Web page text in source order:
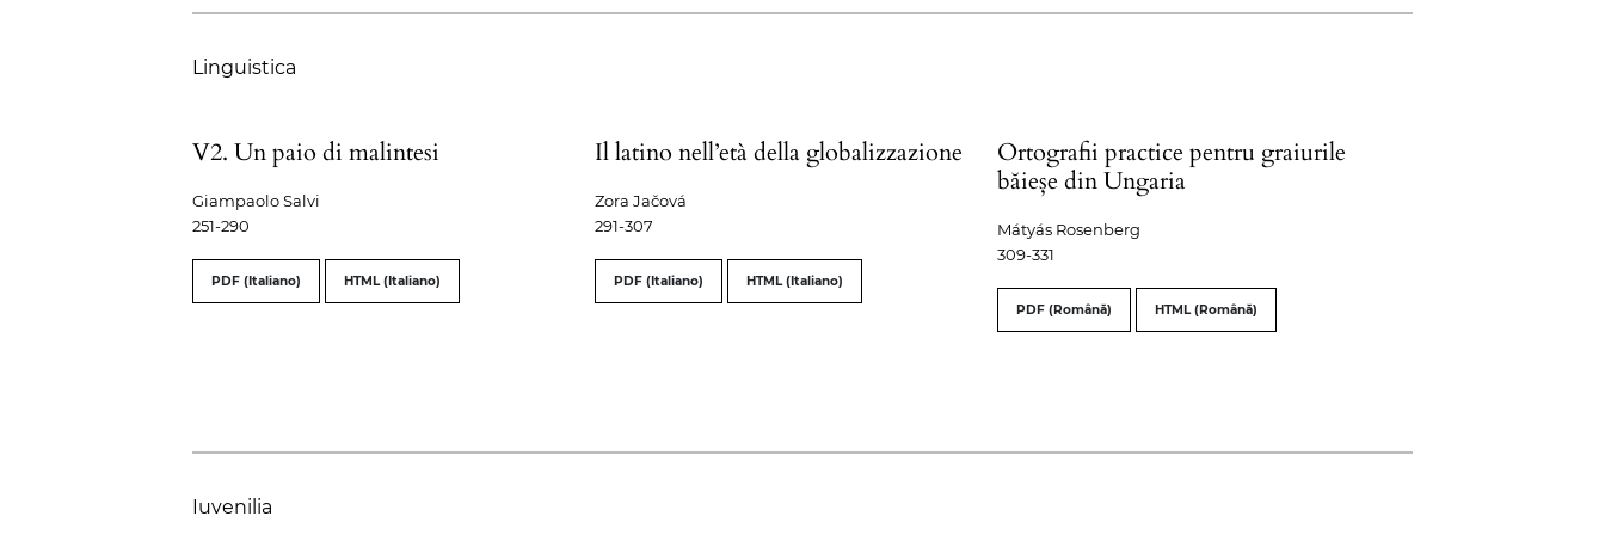
Linguistica
V2. Un paio di malintesi
Giampaolo Salvi
251-290
PDF (Italiano) HTML (Italiano)
Il latino nell’età della globalizzazione
Zora Jačová
291-307
PDF (Italiano) HTML (Italiano)
Ortografii practice pentru graiurile
băieșe din Ungaria
Mátyás Rosenberg
309-331
PDF (Română) HTML (Română)
Iuvenilia